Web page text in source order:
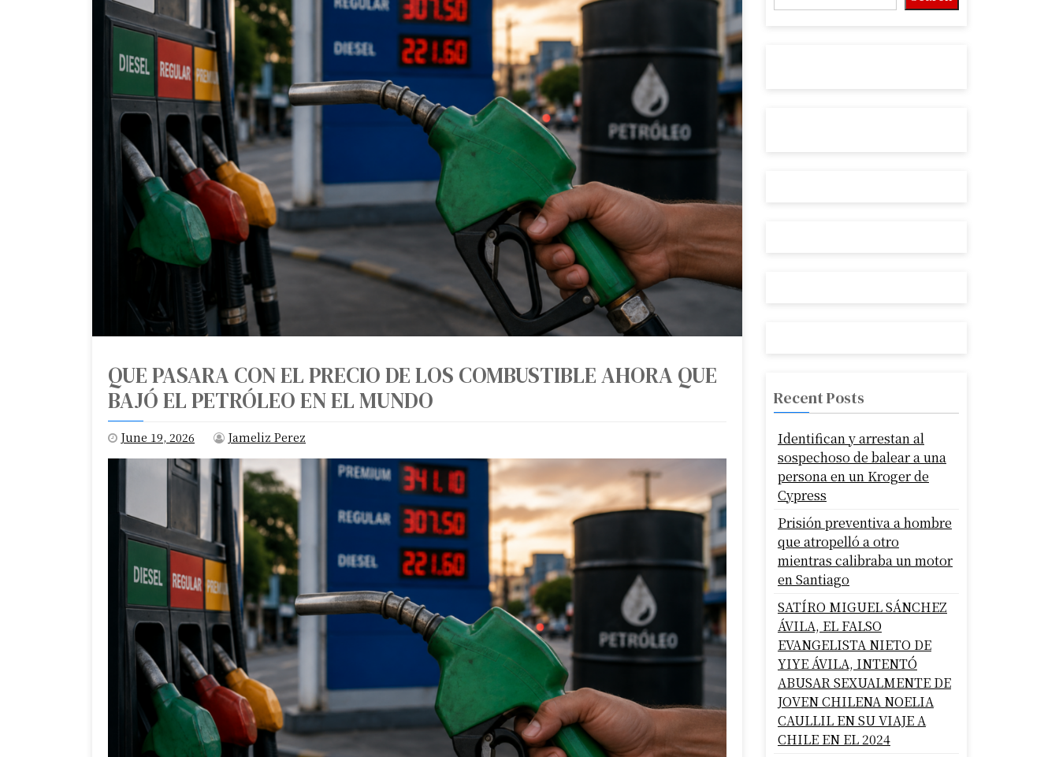
QUE PASARA CON EL PRECIO DE LOS COMBUSTIBLE AHORA QUE
BAJÓ EL PETRÓLEO EN EL MUNDO
June 19, 2026 Jameliz Perez
Recent Posts
Identifican y arrestan al
sospechoso de balear a una
persona en un Kroger de
Cypress
Prisión preventiva a hombre
que atropelló a otro
mientras calibraba un motor
en Santiago
SATÍRO MIGUEL SÁNCHEZ
ÁVILA, EL FALSO
EVANGELISTA NIETO DE
YIYE ÁVILA, INTENTÓ
ABUSAR SEXUALMENTE DE
JOVEN CHILENA NOELIA
CAULLIL EN SU VIAJE A
CHILE EN EL 2024